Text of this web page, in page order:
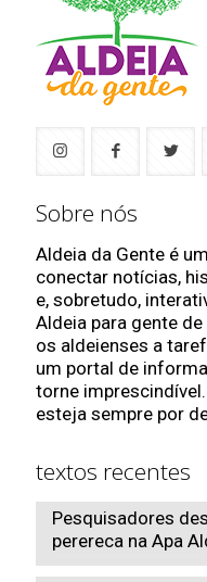
Sobre nós
Aldeia da Gente é
conectar notícias,
e, sobretudo,
Aldeia para gente
os aldeienses a
um portal de
torne
esteja sempre por
textos recentes
Pesquisadores
perereca na Apa